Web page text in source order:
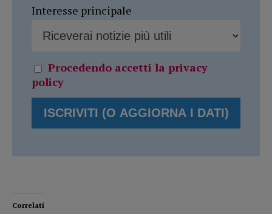
Interesse principale
Procedendo accetti la privacy
policy
Correlati